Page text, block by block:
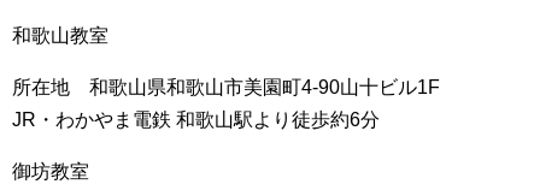
和歌山教室
所在地 和歌山県和歌山市美園町4-90山十ビル1F
JR・わかやま電鉄 和歌山駅より徒歩約6分
御坊教室